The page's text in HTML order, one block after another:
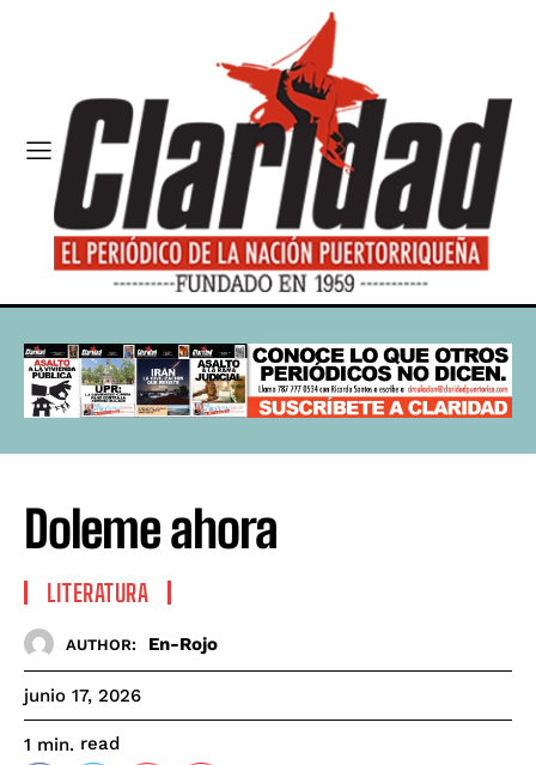
Doleme ahora
LITERATURA
AUTHOR: En-Rojo
junio 17, 2026
1 min. read